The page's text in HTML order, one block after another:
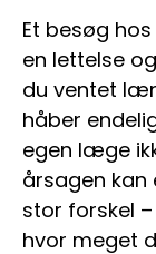
Et besøg
en lettelse
du ventet
håber
egen læge
årsagen kan
stor forskel
hvor meget